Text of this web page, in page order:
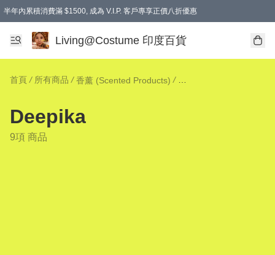
半年內累積消費滿 $1500, 成為 V.I.P. 客戶專享正價八折優惠
滿$600免本地運費
Living@Costume 印度百貨
首頁 / 所有商品 / 香薰 (Scented Products) /
Deepika
9項 商品